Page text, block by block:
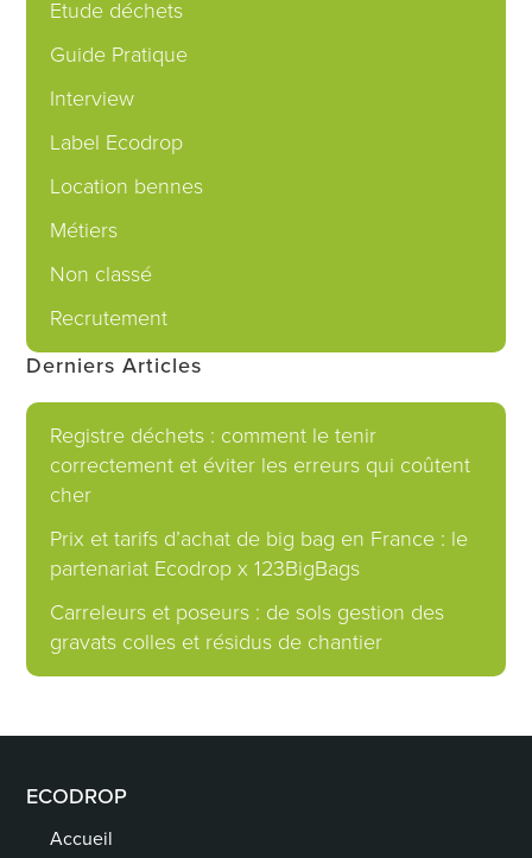
Etude déchets
Guide Pratique
Interview
Label Ecodrop
Location bennes
Métiers
Non classé
Recrutement
Derniers Articles
Registre déchets : comment le tenir
correctement et éviter les erreurs qui coûtent
cher
Prix et tarifs d’achat de big bag en France : le
partenariat Ecodrop x 123BigBags
Carreleurs et poseurs : de sols gestion des
gravats colles et résidus de chantier
ECODROP
Accueil